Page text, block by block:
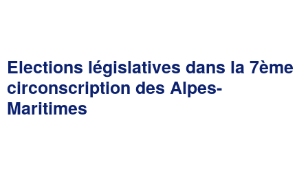
Elections législatives dans la 7ème
circonscription des Alpes-
Maritimes